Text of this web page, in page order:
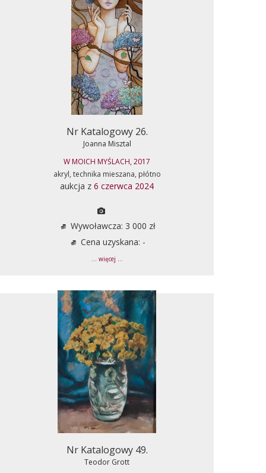
Nr Katalogowy 26.
Joanna Misztal
W MOICH MYŚLACH, 2017
akryl, technika mieszana, płótno
aukcja z 6 czerwca 2024
Wywoławcza: 3 000 zł
Cena uzyskana: -
... więcej ...
Nr Katalogowy 49.
Teodor Grott